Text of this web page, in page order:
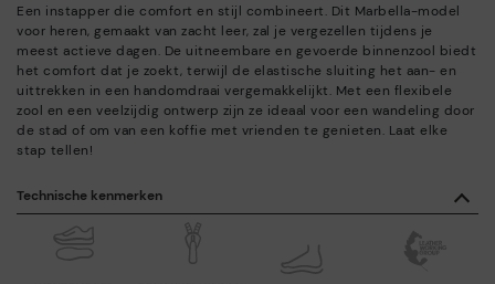
Een instapper die comfort en stijl combineert. Dit Marbella-model
voor heren, gemaakt van zacht leer, zal je vergezellen tijdens je
meest actieve dagen. De uitneembare en gevoerde binnenzool biedt
het comfort dat je zoekt, terwijl de elastische sluiting het aan- en
uittrekken in een handomdraai vergemakkelijkt. Met een flexibele
zool en een veelzijdig ontwerp zijn ze ideaal voor een wandeling door
de stad of om van een koffie met vrienden te genieten. Laat elke
stap tellen!
Technische kenmerken